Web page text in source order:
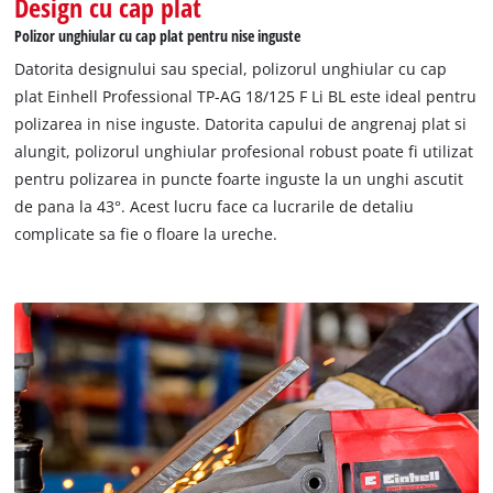
a sudurilor filetate este inclus in livrare. Livrat fara
acumulator, incarcator sau disc de taiere.
Polizor unghiular cu cap plat pentru nise inguste
Datorita designului sau special, polizorul unghiular cu cap
plat Einhell Professional TP-AG 18/125 F Li BL este ideal pentru
polizarea in nise inguste. Datorita capului de angrenaj plat si
alungit, polizorul unghiular profesional robust poate fi utilizat
pentru polizarea in puncte foarte inguste la un unghi ascutit
de pana la 43°. Acest lucru face ca lucrarile de detaliu
complicate sa fie o floare la ureche.